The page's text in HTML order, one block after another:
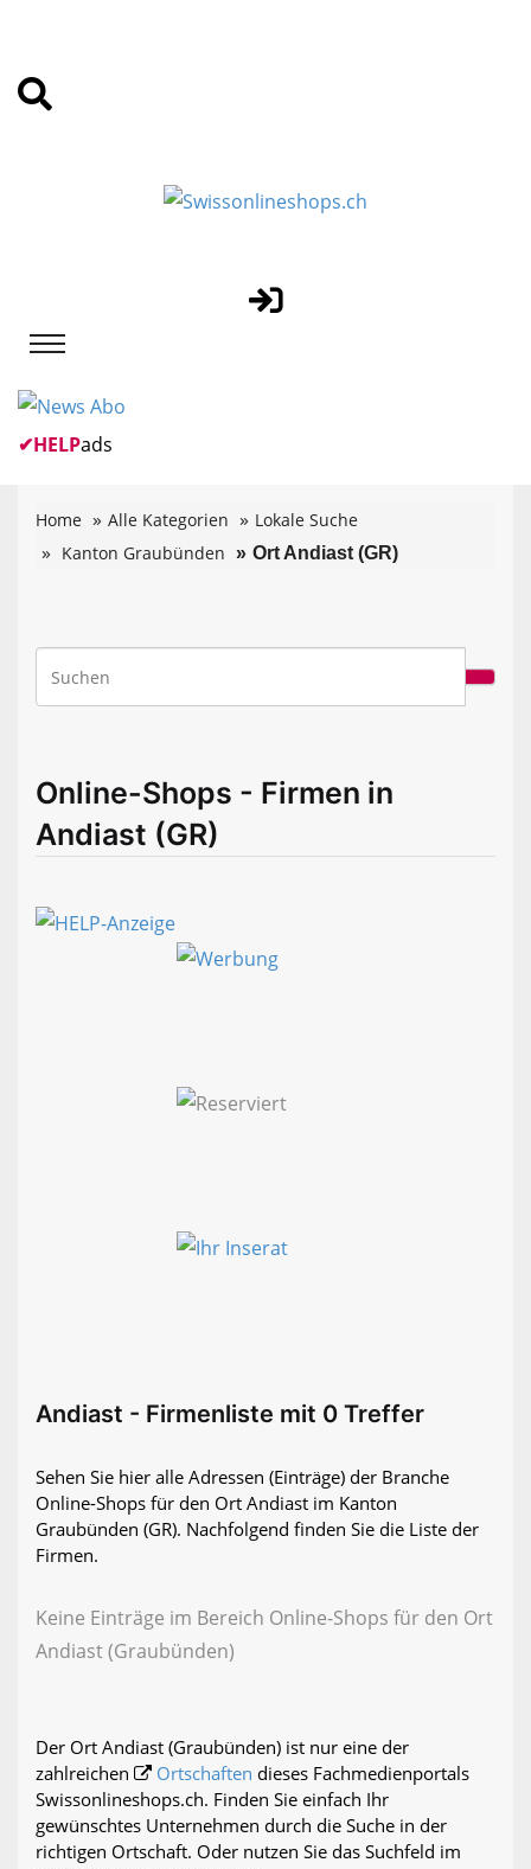
✔HELPads
Home Alle Kategorien
Lokale Suche
Kanton Graubünden
Ort Andiast (GR)
Online-Shops - Firmen in
Andiast (GR)
Andiast - Firmenliste mit 0 Treffer
Sehen Sie hier alle Adressen (Einträge) der Branche
Online-Shops für den Ort Andiast im Kanton
Graubünden (GR). Nachfolgend finden Sie die Liste der
Firmen.
Keine Einträge im Bereich Online-Shops für den Ort
Andiast (Graubünden)
Der Ort Andiast (Graubünden) ist nur eine der
zahlreichen
Ortschaften dieses Fachmedienportals
Swissonlineshops.ch. Finden Sie einfach Ihr
gewünschtes Unternehmen durch die Suche in der
richtigen Ortschaft. Oder nutzen Sie das Suchfeld im